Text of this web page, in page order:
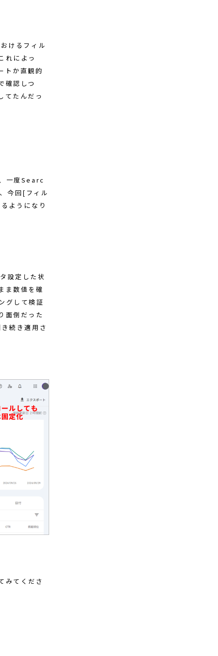
けるフィル
れによっ
トか直観的
確認しつ
てたんだっ
一度Searc
今回[フィル
ようになり
設定した状
ま数値を確
グして検証
面倒だった
続き適用さ
みてくださ